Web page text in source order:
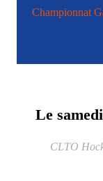
Championnat
Le samedi
CLTO